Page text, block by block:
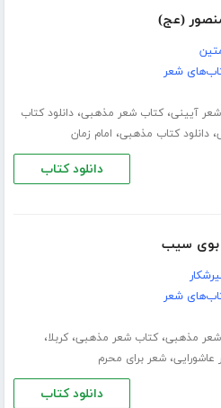
(عج)
شعر
شعر آیینی،کتاب شعر مذهبی،دانلود کتاب
،دانلود کتاب مذهبی، امام زمان
دانلود کتاب
بوی سیب
شعر
شعر مذهبی،کتاب شعر مذهبی،کربلا،
عاشورایی،شعر برای محرم
دانلود کتاب